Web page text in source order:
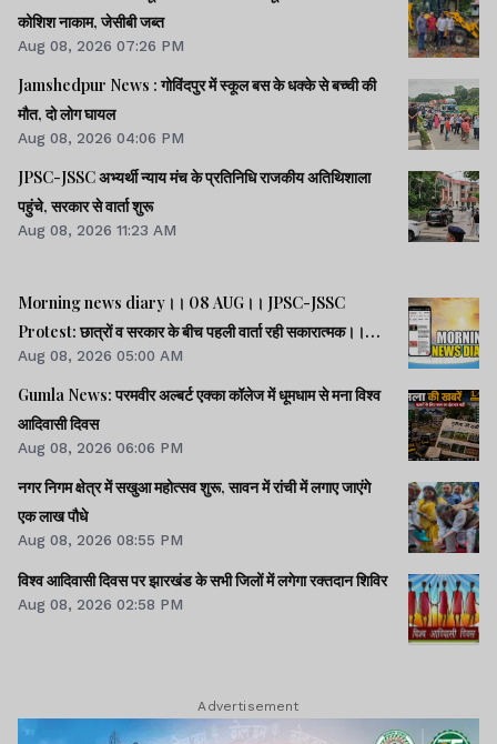
कोशिश नाकाम, जेसीबी जब्त
Aug 08, 2026 07:26 PM
Jamshedpur News : गोविंदपुर में स्कूल बस के धक्के से बच्ची की
मौत, दो लोग घायल
Aug 08, 2026 04:06 PM
JPSC-JSSC अभ्यर्थी न्याय मंच के प्रतिनिधि राजकीय अतिथिशाला
पहुंचे, सरकार से वार्ता शुरू
Aug 08, 2026 11:23 AM
Morning news diary।। 08 AUG।। JPSC-JSSC
Protest: छात्रों व सरकार के बीच पहली वार्ता रही सकारात्मक।।
साइबर क्राइम मामलों की जांच में झारखंड पुलिस फिसड्डी।।संसद में
विपक्षी दलों का हंगामा, कार्यवाही स्थगित।। समेत कई खबरें व वीडियो.
Aug 08, 2026 05:00 AM
Gumla News: परमवीर अल्बर्ट एक्का कॉलेज में धूमधाम से मना विश्व
आदिवासी दिवस
Aug 08, 2026 06:06 PM
नगर निगम क्षेत्र में सखुआ महोत्सव शुरू, सावन में रांची में लगाए जाएंगे
एक लाख पौधे
Aug 08, 2026 08:55 PM
विश्व आदिवासी दिवस पर झारखंड के सभी जिलों में लगेगा रक्तदान शिविर
Aug 08, 2026 02:58 PM
Advertisement